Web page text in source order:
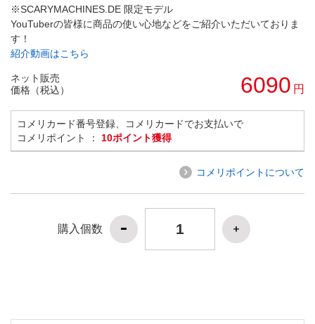
※SCARYMACHINES.DE 限定モデル
YouTuberの皆様に商品の使い心地などをご紹介いただいておりま
す！
紹介動画はこちら
ネット販売
価格（税込）
6090 円
コメリカード番号登録、コメリカードでお支払いで
コメリポイント ： 10ポイント獲得
コメリポイントについて
購入個数